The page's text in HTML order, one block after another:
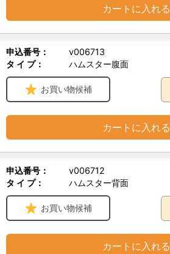
カートに入れる
申込番号：
v006713
タ イ プ：
ハムスター腹面
お買い物候補
カートに入れる
申込番号：
v006712
タ イ プ：
ハムスター背面
お買い物候補
カートに入れる